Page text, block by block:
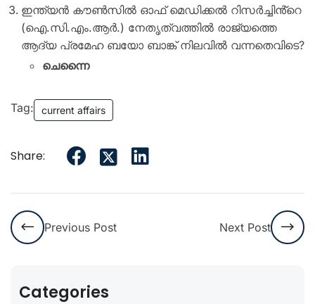
ഇന്ത്യൻ കൗൺസിൽ ഓഫ് മെഡിക്കൽ റിസർച്ചിൻ്റെ
(ഐ.സി.എം.ആർ.) നേതൃത്വത്തിൽ രാജ്യത്തെ
ആദ്യ പ്രമേഹ ബയോ ബാങ്ക് നിലവിൽ വന്നതെവിടെ?
ചെന്നൈ
Tag: current affairs
Share:
Previous Post Next Post
Categories